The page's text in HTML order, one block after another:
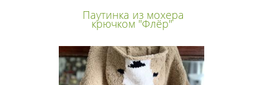
Паутинка из мохера
крючком "Флёр"